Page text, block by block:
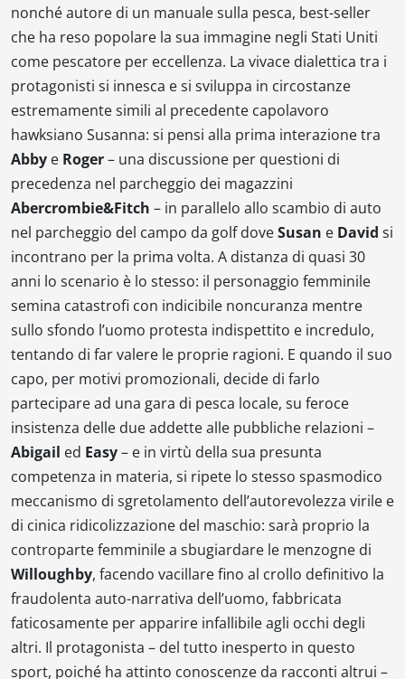
nonché autore di un manuale sulla pesca, best-seller
che ha reso popolare la sua immagine negli Stati Uniti
come pescatore per eccellenza. La vivace dialettica tra i
protagonisti si innesca e si sviluppa in circostanze
estremamente simili al precedente capolavoro
hawksiano Susanna: si pensi alla prima interazione tra
Abby e Roger– una discussione per questioni di
precedenza nel parcheggio dei magazzini
Abercrombie&Fitch – in parallelo allo scambio di auto
nel parcheggio del campo da golf doveSusan e David si
incontrano per la prima volta. A distanza di quasi 30
anni lo scenario è lo stesso: il personaggio femminile
semina catastrofi con indicibile noncuranza mentre
sullo sfondo l’uomo protesta indispettito e incredulo,
tentando di far valere le proprie ragioni. E quando il suo
capo, per motivi promozionali, decide di farlo
partecipare ad una gara di pesca locale, su feroce
insistenza delle due addette alle pubbliche relazioni –
Abigail ed Easy– e in virtù della sua presunta
competenza in materia, si ripete lo stesso spasmodico
meccanismo di sgretolamento dell’autorevolezza virile e
di cinica ridicolizzazione del maschio: sarà proprio la
controparte femminile a sbugiardare le menzogne di
Willoughby, facendo vacillare fino al crollo definitivo la
fraudolenta auto-narrativa dell’uomo, fabbricata
faticosamente per apparire infallibile agli occhi degli
altri. Il protagonista – del tutto inesperto in questo
sport, poiché ha attinto conoscenze da racconti altrui –